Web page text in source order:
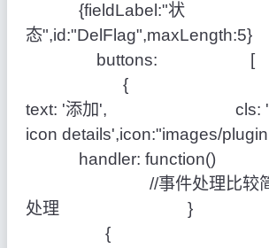
{fieldLabel:"状
态
text: '添加', cls: 'x-
icon
handler:
//事件处理比较简单
处理
{